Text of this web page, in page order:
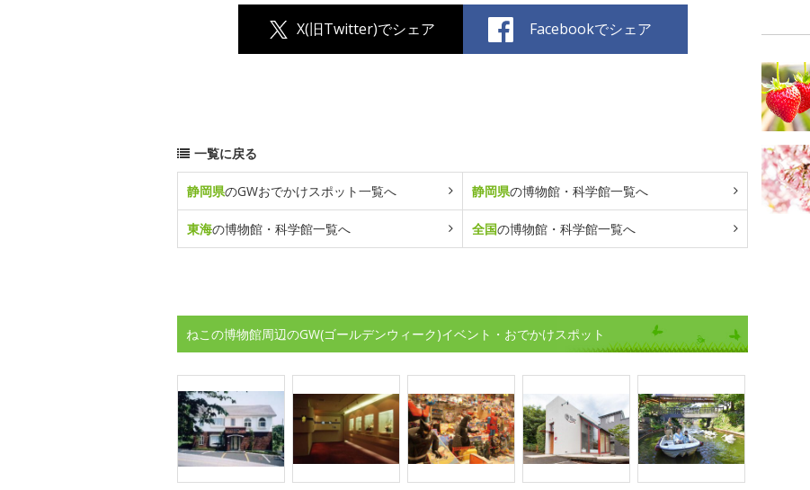
X(旧Twitter)でシェア Facebookでシェア
一覧に戻る
静岡県のGWおでかけスポット一覧へ 静岡県の博物館・科学館一覧へ
東海の博物館・科学館一覧へ 全国の博物館・科学館一覧へ
ねこの博物館周辺のGW(ゴールデンウィーク)イベント・おでかけスポット